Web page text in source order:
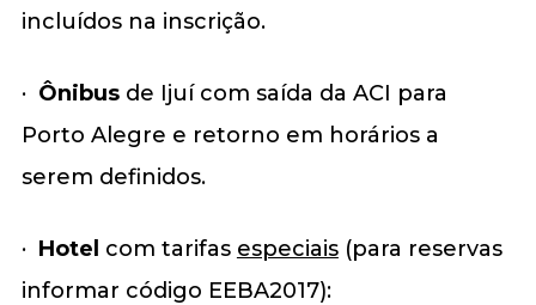
incluídos na inscrição.
· Ônibusde Ijuí com saída da ACI para
Porto Alegre e retorno em horários a
serem definidos.
· Hotel com tarifas especiais(para reservas
informar código EEBA2017):